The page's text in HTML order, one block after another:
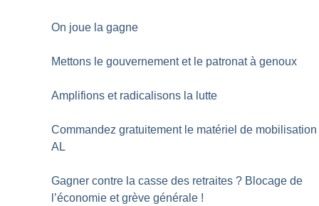
On joue la gagne
Mettons le gouvernement et le patronat à genoux
Amplifions et radicalisons la lutte
Commandez gratuitement le matériel de mobilisation
AL
Gagner contre la casse des retraites ? Blocage de
l’économie et grève générale !